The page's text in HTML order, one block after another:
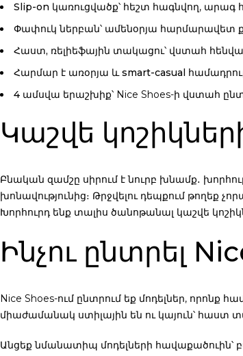
Slip-on կառուցվածք՝ հեշտ հագնվող, արագ
Փափուկ ներբան՝ ամենօրյա հարմարավետ
Հաստ, ռելիեֆային տակացու՝ վստահ
Հարմար է առօրյա և smart-casual
4 ամսվա երաշխիք՝ Nice Shoes-ի վստահ
Կաշվե
Բնական զամշը սիրում է նուրբ խնամք․
խոնավությունից։ Թրջվելու դեպքում թողեք
Խորհուրդ ենք տալիս ծանոթանալ կաշվե
Ինչու ընտրել
Nice Shoes-ում ընտրում եք մոդելներ, որոնք
միաժամանակ ստիլային են ու կայուն՝ հաստ
Անցեք նմանատիպ մոդելների հավաքածուին՝